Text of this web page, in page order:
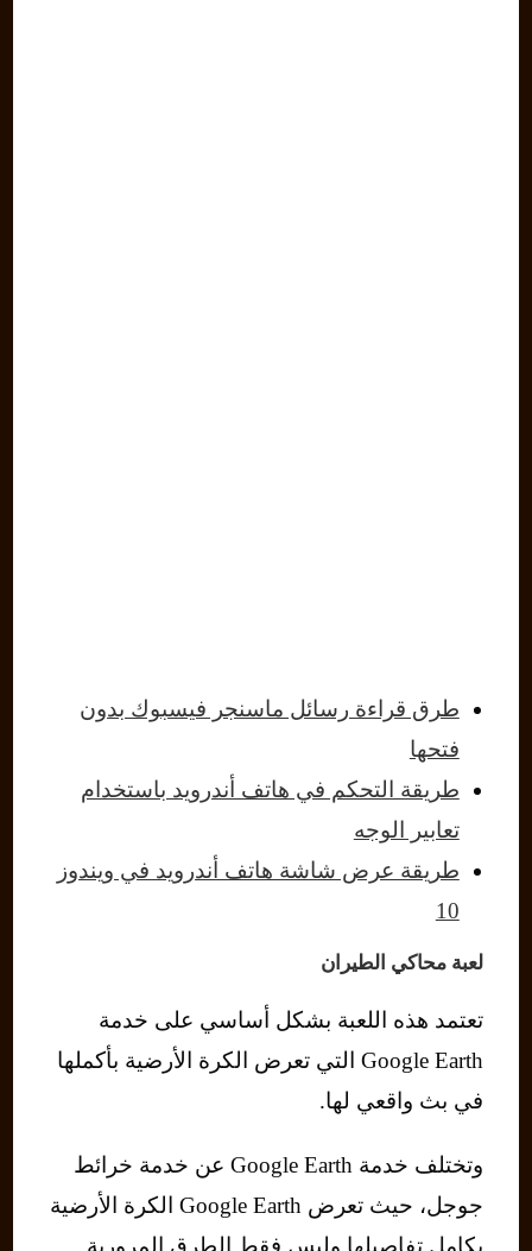
طرق قراءة رسائل ماسنجر فيسبوك بدون
فتحها
طريقة التحكم في هاتف أندرويد باستخدام
تعابير الوجه
طريقة عرض شاشة هاتف أندرويد في ويندوز
10
لعبة محاكي الطيران
تعتمد هذه اللعبة بشكل أساسي على خدمة
Google Earth التي تعرض الكرة الأرضية بأكملها
في بث واقعي لها.
وتختلف خدمة Google Earth عن خدمة خرائط
جوجل، حيث تعرض Google Earth الكرة الأرضية
بكامل تفاصيلها وليس فقط الطرق المرورية